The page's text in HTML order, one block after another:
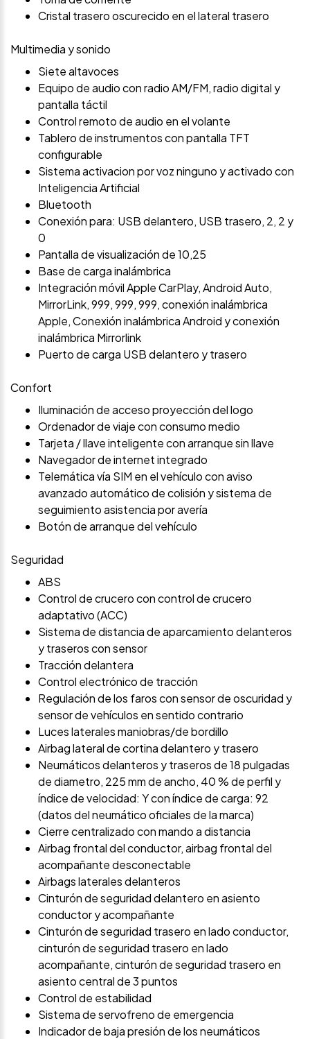
Cristal trasero oscurecido en el lateral trasero
Multimedia y sonido
Siete altavoces
Equipo de audio con radio AM/FM, radio digital y
pantalla táctil
Control remoto de audio en el volante
Tablero de instrumentos con pantalla TFT
configurable
Sistema activacion por voz ninguno y activado con
Inteligencia Artificial
Bluetooth
Conexión para: USB delantero, USB trasero, 2, 2 y
0
Pantalla de visualización de 10,25
Base de carga inalámbrica
Integración móvil Apple CarPlay, Android Auto,
MirrorLink, 999, 999, 999, conexión inalámbrica
Apple, Conexión inalámbrica Android y conexión
inalámbrica Mirrorlink
Puerto de carga USB delantero y trasero
Confort
Iluminación de acceso proyección del logo
Ordenador de viaje con consumo medio
Tarjeta / llave inteligente con arranque sin llave
Navegador de internet integrado
Telemática vía SIM en el vehículo con aviso
avanzado automático de colisión y sistema de
seguimiento asistencia por avería
Botón de arranque del vehículo
Seguridad
ABS
Control de crucero con control de crucero
adaptativo (ACC)
Sistema de distancia de aparcamiento delanteros
y traseros con sensor
Tracción delantera
Control electrónico de tracción
Regulación de los faros con sensor de oscuridad y
sensor de vehículos en sentido contrario
Luces laterales maniobras/de bordillo
Airbag lateral de cortina delantero y trasero
Neumáticos delanteros y traseros de 18 pulgadas
de diametro, 225 mm de ancho, 40 % de perfil y
índice de velocidad: Y con índice de carga: 92
(datos del neumático oficiales de la marca)
Cierre centralizado con mando a distancia
Airbag frontal del conductor, airbag frontal del
acompañante desconectable
Airbags laterales delanteros
Cinturón de seguridad delantero en asiento
conductor y acompañante
Cinturón de seguridad trasero en lado conductor,
cinturón de seguridad trasero en lado
acompañante, cinturón de seguridad trasero en
asiento central de 3 puntos
Control de estabilidad
Sistema de servofreno de emergencia
Indicador de baja presión de los neumáticos